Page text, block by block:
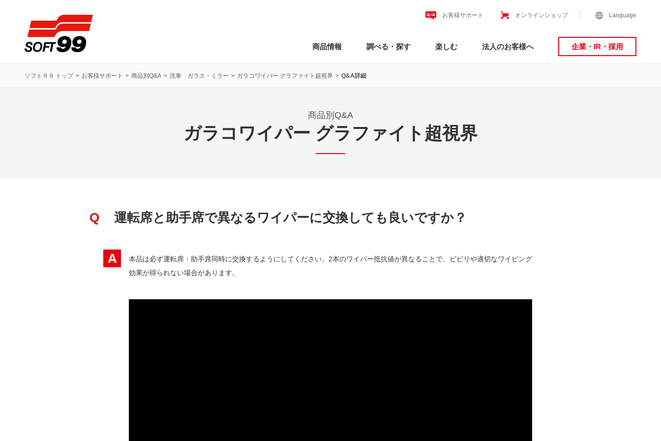
お客様サポート オンラインショップ Language
商品情報 調べる・探す 楽しむ 法人のお客様へ 企業・IR・採用
ソフト９９ トップ お客様サポート 商品別Q&A 洗車 ガラス・ミラー ガラコワイパー グラファイト超視界 Q&A詳細
商品別Q&A
ガラコワイパー グラファイト超視界
Q 運転席と助手席で異なるワイパーに交換しても良いですか？
A
本品は必ず運転席・助手席同時に交換するようにしてください。2本のワイパー抵抗値が異なることで、ビビリや適切なワイピング
効果が得られない場合があります。